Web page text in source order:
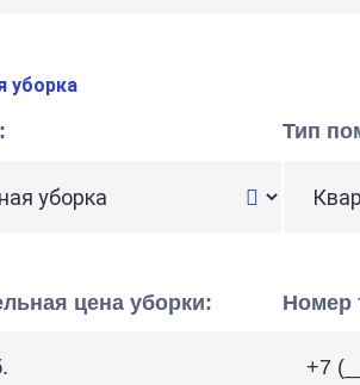
уборка
Тип
цена уборки: Номер